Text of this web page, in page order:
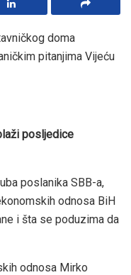
doma
pitanjima Vijeću
posljedice
poslanika SBB-a,
odnosa BiH
i šta se poduzima da
odnosa Mirko